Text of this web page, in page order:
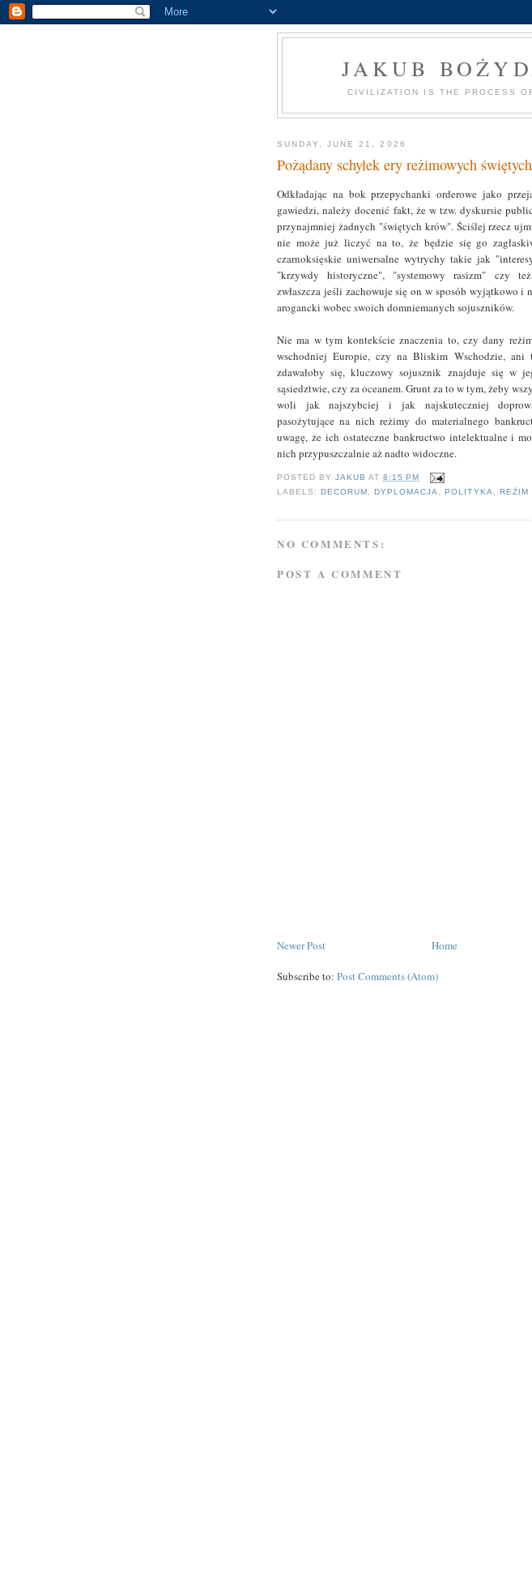
JAKUB
CIVILIZATION IS THE PROCESS
SUNDAY, JUNE 21, 2026
Pożądany schyłek ery reżimowych
Odkładając na bok przepychanki orderowe jako
gawiedzi, należy docenić fakt, że w tzw. dyskursie
przynajmniej żadnych "świętych krów". Ściślej rzecz
nie może już liczyć na to, że będzie się go
czarnoksięskie uniwersalne wytrychy takie jak
"krzywdy historyczne", "systemowy rasizm" czy
zwłaszcza jeśli zachowuje się on w sposób wyjątkowo i
arogancki wobec swoich domniemanych sojuszników.
Nie ma w tym kontekście znaczenia to, czy dany
wschodniej Europie, czy na Bliskim Wschodzie,
zdawałoby się, kluczowy sojusznik znajduje się w
sąsiedztwie, czy za oceanem. Grunt za to w tym, żeby
woli jak najszybciej i jak najskuteczniej
pasożytujące na nich reżimy do materialnego
uwagę, że ich ostateczne bankructwo intelektualne i
nich przypuszczalnie aż nadto widoczne.
POSTED BYJAKUB AT8:15 PM
LABELS:DECORUM ,DYPLOMACJA ,POLITYKA REŻIM
NO COMMENTS:
POST A COMMENT
Newer Post Home
Subscribe to: Post Comments (Atom)